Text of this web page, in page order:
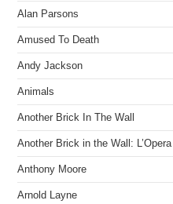
Alan Parsons
Amused To Death
Andy Jackson
Animals
Another Brick In The Wall
Another Brick in the Wall: L’Opera
Anthony Moore
Arnold Layne